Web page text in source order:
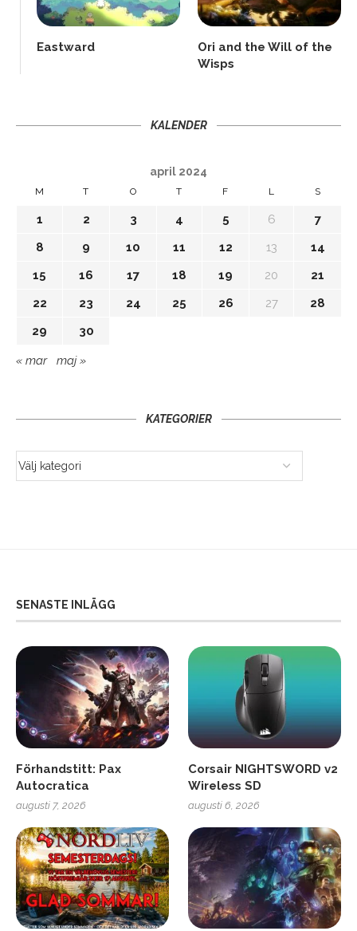
Eastward
Ori and the Will of the
Wisps
KALENDER
april 2024
M T O T F L S
1 2 3 4 5 6
7
8
9 10 11 12 13
14
15
16 17 18 19 20
21
22
23 24 25 26 27
28
29
30
« mar maj »
KATEGORIER
SENASTE INLÄGG
Förhandstitt: Pax
Autocratica
augusti 7, 2026
Corsair NIGHTSWORD v2
Wireless SD
augusti 6, 2026